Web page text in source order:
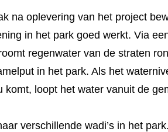
na oplevering van het project
in het park goed werkt. Via
regenwater van de straten
in het park. Als het
komt, loopt het water vanuit de
verschillende wadi’s in het